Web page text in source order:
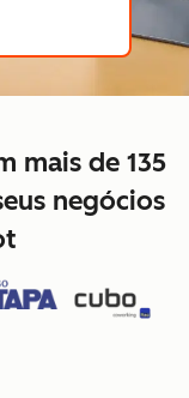
mais de 135
negócios